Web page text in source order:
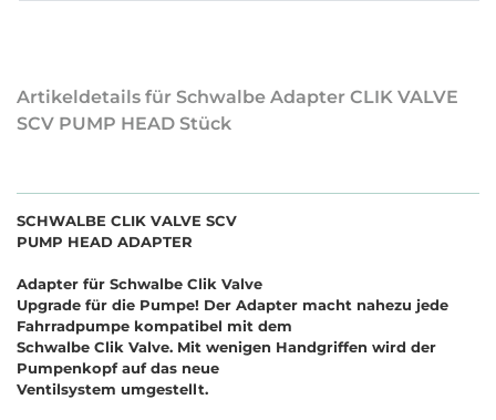
Artikeldetails für Schwalbe Adapter CLIK VALVE
SCV PUMP HEAD Stück
SCHWALBE CLIK VALVE SCV
PUMP HEAD ADAPTER
Adapter für Schwalbe Clik Valve
Upgrade für die Pumpe! Der Adapter macht nahezu jede
Fahrradpumpe kompatibel mit dem
Schwalbe Clik Valve. Mit wenigen Handgriffen wird der
Pumpenkopf auf das neue
Ventilsystem umgestellt.